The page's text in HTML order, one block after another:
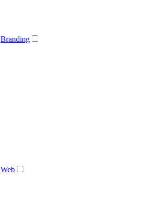
Branding
Web